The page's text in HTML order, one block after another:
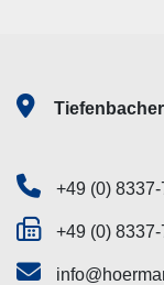
+49 (0)
+49 (0)